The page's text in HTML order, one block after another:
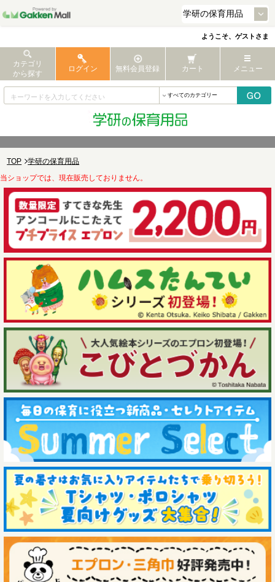
ようこそ、ゲストさま
カテゴリ
から探す
ログイン 無料会員登録 カート メニュー
TOP
学研の保育用品
当ショップでは、現在販売しておりません。